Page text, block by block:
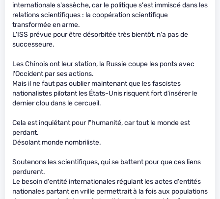
internationale s'assèche, car le politique s'est immiscé dans les
relations scientifiques : la coopération scientifique
transformée en arme.
L'ISS prévue pour être désorbitée très bientôt, n'a pas de
successeure.
Les Chinois ont leur station, la Russie coupe les ponts avec
l'Occident par ses actions.
Mais il ne faut pas oublier maintenant que les fascistes
nationalistes pilotant les États-Unis risquent fort d'insérer le
dernier clou dans le cercueil.
Cela est inquiétant pour l"humanité, car tout le monde est
perdant.
Désolant monde nombriliste.
Soutenons les scientifiques, qui se battent pour que ces liens
perdurent.
Le besoin d'entité internationales régulant les actes d'entités
nationales partant en vrille permettrait à la fois aux populations